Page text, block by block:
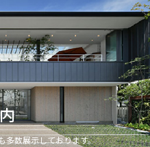
多数展示しております。